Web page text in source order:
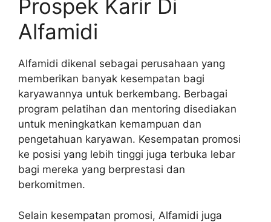
Prospek Karir Di
Alfamidi
Alfamidi dikenal sebagai perusahaan yang
memberikan banyak kesempatan bagi
karyawannya untuk berkembang. Berbagai
program pelatihan dan mentoring disediakan
untuk meningkatkan kemampuan dan
pengetahuan karyawan. Kesempatan promosi
ke posisi yang lebih tinggi juga terbuka lebar
bagi mereka yang berprestasi dan
berkomitmen.
Selain kesempatan promosi, Alfamidi juga